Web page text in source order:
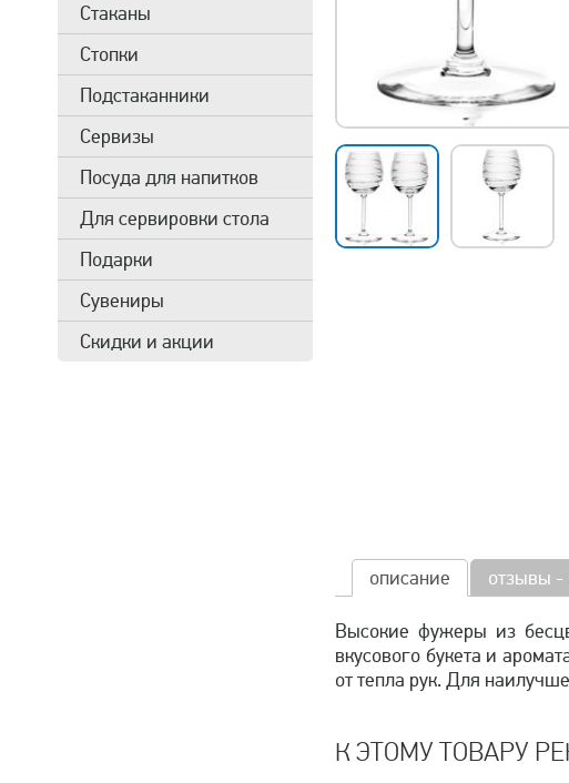
Стаканы
Стопки
Подстаканники
Сервизы
Посуда для напитков
Для сервировки стола
Подарки
Сувениры
Скидки и акции
описание отзывы -
Высокие фужеры из
вкусового букета и
от тепла рук. Для
К ЭТОМУ ТОВАРУ